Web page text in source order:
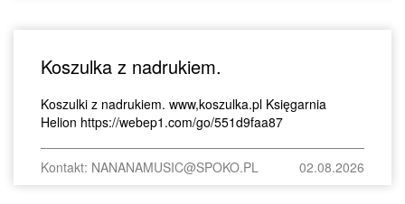
Koszulka z nadrukiem.
Koszulki z nadrukiem. www,koszulka.pl Księgarnia
Helion https://webep1.com/go/551d9faa87
Kontakt: NANANAMUSIC@SPOKO.PL 02.08.2026